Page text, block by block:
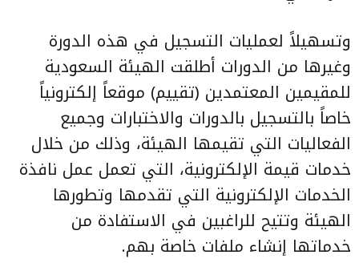
وتسهيلاً لعمليات التسجيل في هذه الدورة
وغيرها من الدورات أطلقت الهيئة السعودية
للمقيمين المعتمدين (تقييم) موقعاً إلكترونياً
خاصاً بالتسجيل بالدورات والاختبارات وجميع
الفعاليات التي تقيمها الهيئة، وذلك من خلال
خدمات قيمة الإلكترونية، التي تعمل عمل نافذة
الخدمات الإلكترونية التي تقدمها وتطورها
الهيئة وتتيح للراغبين في الاستفادة من
خدماتها إنشاء ملفات خاصة بهم.